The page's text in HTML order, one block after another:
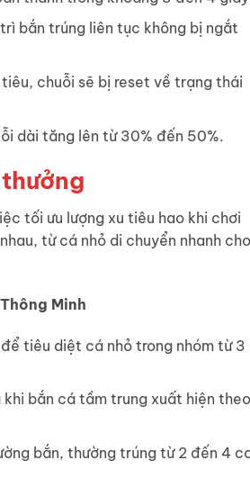
bắn trúng liên tục không bị ngắt
chuỗi sẽ bị reset về trạng thái
dài tăng lên từ 30% đến 50%.
tối ưu lượng xu tiêu hao khi chơi
từ cá nhỏ di chuyển nhanh cho
Minh
tiêu diệt cá nhỏ trong nhóm từ 3
bắn cá tầm trung xuất hiện theo
bắn, thường trúng từ 2 đến 4